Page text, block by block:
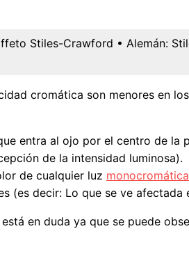
Stiles-Crawford • Alemán:
cromática son menores en
entra al ojo por el centro de la
de la intensidad luminosa).
de cualquier luz monocromática
(es decir: Lo que se ve afectada
en duda ya que se puede